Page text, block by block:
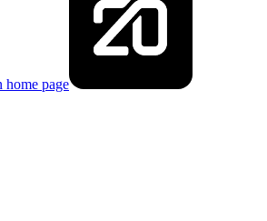
home page